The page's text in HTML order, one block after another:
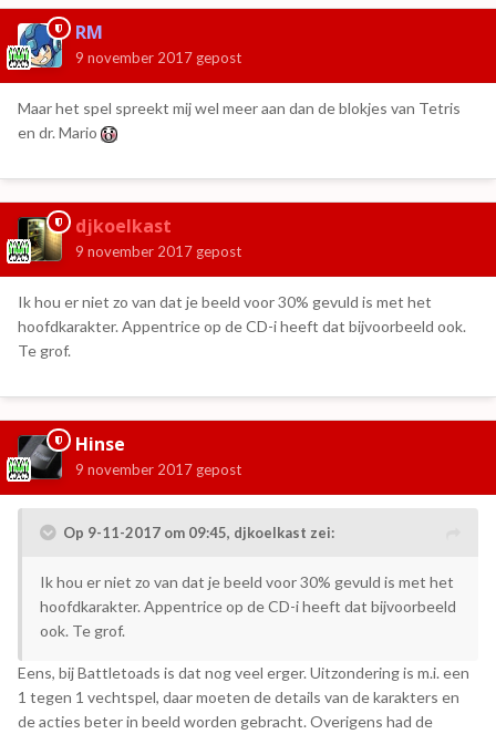
RM
9 november 2017 gepost
Maar het spel spreekt mij wel meer aan dan de blokjes van Tetris
en dr. Mario
djkoelkast
9 november 2017 gepost
Ik hou er niet zo van dat je beeld voor 30% gevuld is met het
hoofdkarakter. Appentrice op de CD-i heeft dat bijvoorbeeld ook.
Te grof.
Hinse
9 november 2017 gepost
Op 9-11-2017 om 09:45, djkoelkast zei:
Ik hou er niet zo van dat je beeld voor 30% gevuld is met het
hoofdkarakter. Appentrice op de CD-i heeft dat bijvoorbeeld
ook. Te grof.
Eens, bij Battletoads is dat nog veel erger. Uitzondering is m.i. een
1 tegen 1 vechtspel, daar moeten de details van de karakters en
de acties beter in beeld worden gebracht. Overigens had de